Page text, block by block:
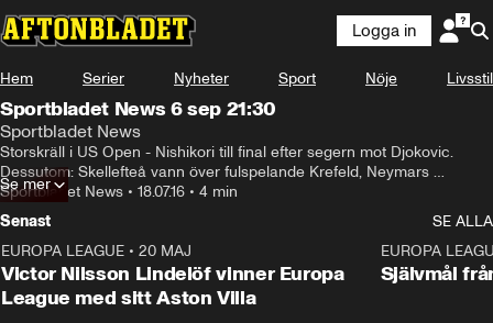
Logga in
Hem Serier Nyheter Sport Nöje Livsstil
Sportbladet News 6 sep 21:30
Sportbladet News
Storskräll i US Open - Nishikori till final efter segern mot Djokovic.
Dessutom: Skellefteå vann över fulspelande Krefeld, Neymars
revansch på Colombia och Arsenal stjärnornas bidrag mot homofobin i
fotbollen.
Sportbladet News • 18.07.16 • 4 min
Se mer
Senast
SE ALLA
EUROPA LEAGUE • 20 MAJ
Victor Nilsson Lindelöf vinner Europa
League med sitt Aston Villa
EUROPA
Självmål